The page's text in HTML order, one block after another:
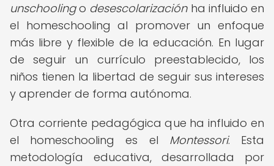
unschoolingo desescolarizaciónha influido en
el homeschooling al promover un enfoque
más libre y flexible de la educación. En lugar
de seguir un currículo preestablecido, los
niños tienen la libertad de seguir sus intereses
y aprender de forma autónoma.
Otra corriente pedagógica que ha influido en
el homeschooling es el Montessori. Esta
metodología educativa, desarrollada por